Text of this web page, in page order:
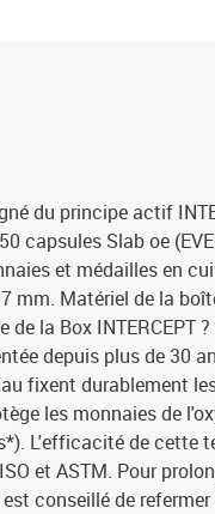
du principe actif
capsules Slab oe
et médailles en
mm. Matériel de la
la Box INTERCEPT
depuis plus de 30
fixent durablement
les monnaies de
L'efficacité de cette
et ASTM. Pour
conseillé de